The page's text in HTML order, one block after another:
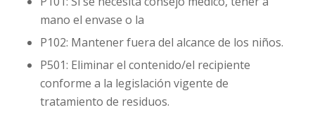
mano el envase o la
P102: Mantener fuera del alcance de los niños.
P501: Eliminar el contenido/el recipiente
conforme a la legislación vigente de
tratamiento de residuos.